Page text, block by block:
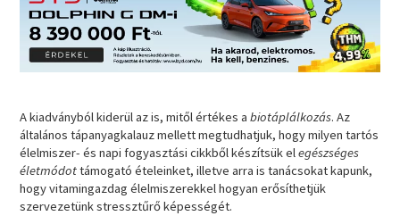
A kiadványból kiderül az is, mitől értékes abiotáplálkozás. Az
általános tápanyagkalauz mellett megtudhatjuk, hogy milyen tartós
élelmiszer- és napi fogyasztási cikkből készítsük elegészséges
életmódottámogató ételeinket, illetve arra is tanácsokat kapunk,
hogy vitamingazdag élelmiszerekkel hogyan erősíthetjük
szervezetünk stressztűrő képességét.